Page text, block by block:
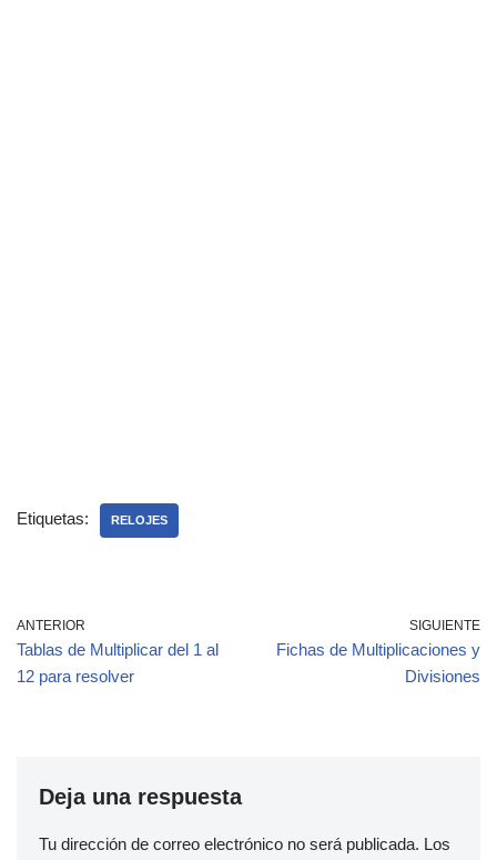
Etiquetas: RELOJES
ANTERIOR
Tablas de Multiplicar del 1 al
12 para resolver
SIGUIENTE
Fichas de Multiplicaciones y
Divisiones
Deja una respuesta
Tu dirección de correo electrónico no será publicada. Los